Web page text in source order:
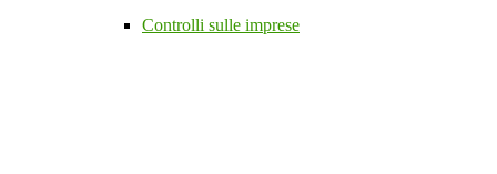
Controlli sulle imprese